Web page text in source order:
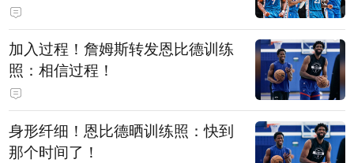
加入过程！詹姆斯转发恩比德训练
照：相信过程！
身形纤细！恩比德晒训练照：快到
那个时间了！